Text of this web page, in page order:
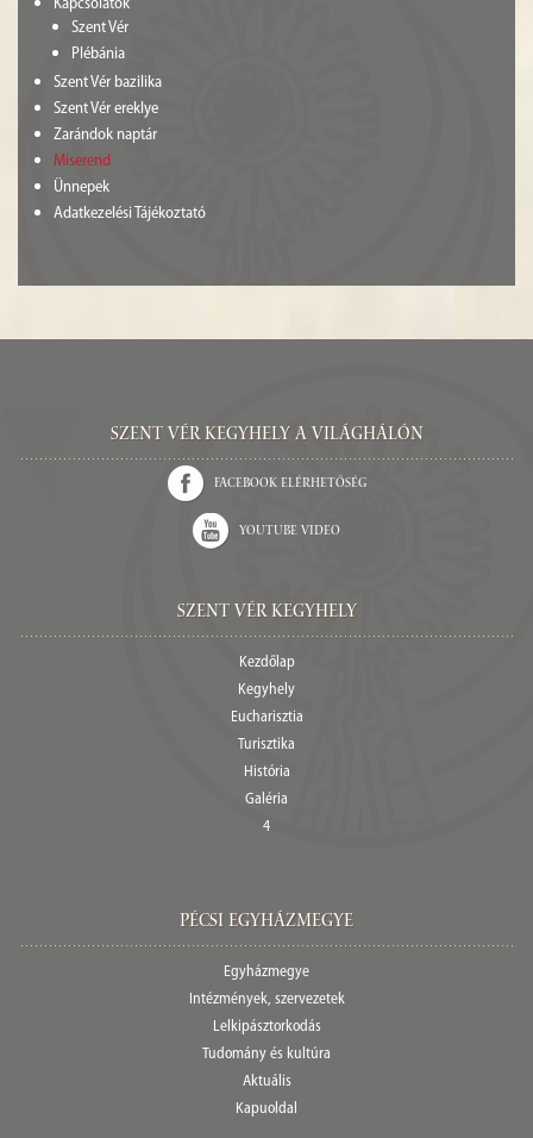
Kapcsolatok
Szent Vér
Plébánia
Szent Vér bazilika
Szent Vér ereklye
Zarándok naptár
Miserend
Ünnepek
Adatkezelési Tájékoztató
Szent Vér kegyhely a világhálón
Facebook elérhetőség
Youtube video
Szent Vér Kegyhely
Kezdőlap
Kegyhely
Eucharisztia
Turisztika
História
Galéria
4
Pécsi egyházmegye
Egyházmegye
Intézmények, szervezetek
Lelkipásztorkodás
Tudomány és kultúra
Aktuális
Kapuoldal